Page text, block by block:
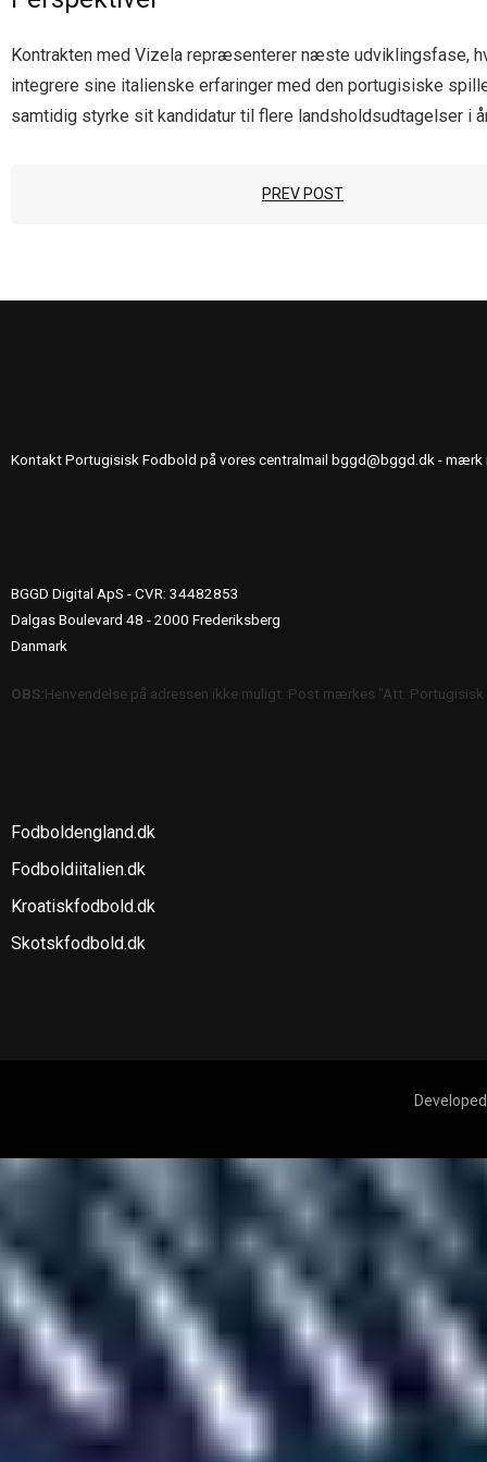
Kontrakten med Vizela repræsenterer næste udviklingsfase,
integrere sine italienske erfaringer med den portugisiske
samtidig styrke sit kandidatur til flere landsholdsudtagelser i
PREV POST
Kontakt Portugisisk Fodbold på vores centralmail bggd@bggd.dk - mærk
BGGD Digital ApS - CVR: 34482853
Dalgas Boulevard 48 - 2000 Frederiksberg
Danmark
OBS:Henvendelse på adressen ikke muligt. Post mærkes "Att:
Fodboldengland.dk
Fodboldiitalien.dk
Kroatiskfodbold.dk
Skotskfodbold.dk